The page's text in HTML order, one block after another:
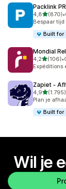
Packlink
4,8van 5
(870)
870 •
Bespaar
Built for
Mondial
4,2van 5
(106)
106 •
Expéditions
Zapiet ‑
4,9van 5(1.795)
1795
Plan je
Built for
Wil je